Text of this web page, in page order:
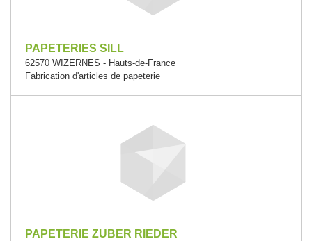
PAPETERIES SILL
62570 WIZERNES - Hauts-de-France
Fabrication d'articles de papeterie
PAPETERIE ZUBER RIEDER